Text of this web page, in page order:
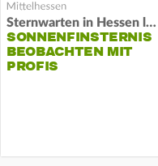
Sternwarten in Hessen laden ein
SONNENFINSTERNIS
BEOBACHTEN MIT
PROFIS